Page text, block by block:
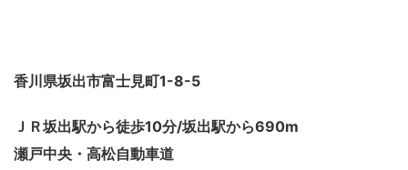
香川県坂出市富士見町1-8-5
ＪＲ坂出駅から徒歩10分/坂出駅から690m
瀬戸中央・高松自動車道